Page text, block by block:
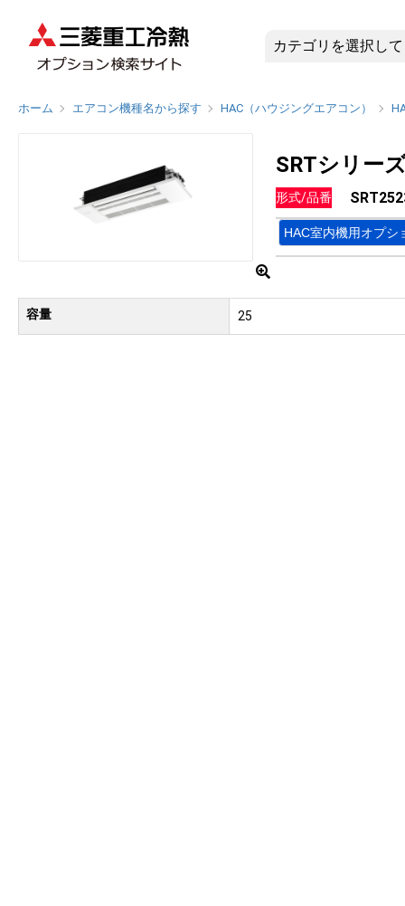
ホーム エアコン機種名から探す HAC（ハウジングエアコン）
SRTシリー
形式/品番
HAC室内機用オプシ
容量 25